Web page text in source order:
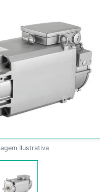
Ilustrativa